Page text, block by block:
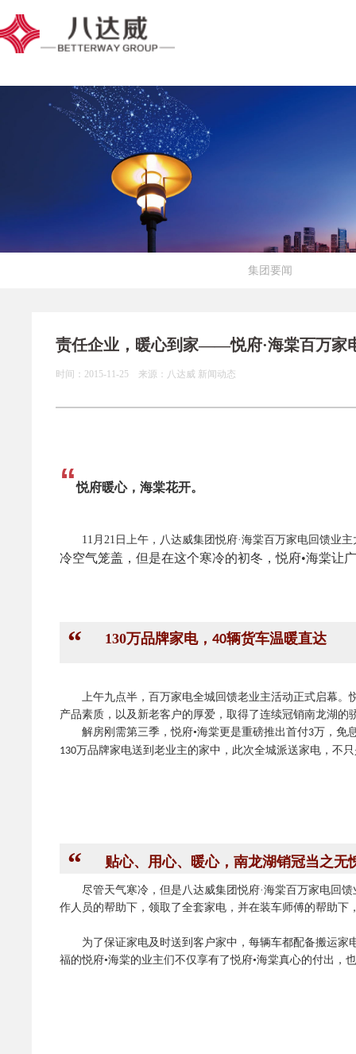
集团要闻
责任企业，暖心到家——悦府·海棠百万家
时间：2015-11-25 来源：八达威 新闻动态
“悦府暖心，海棠花开。
11月21日上午， 八达威集团悦府·海棠百万家电回馈业
冷空气笼盖，但是在这个寒冷的初冬，悦府•海棠让
“ 130万品牌家电， 40辆货车温暖直达
上午九点半，百万家电全城回馈老业主活动正式启幕
产品素质，以及新老客户的厚爱，取得了连续冠销南龙湖的
解房刚需第三季，悦府•海棠更是重磅推出首付3万，免
130万品牌家电送到老业主的家中，此次全城派送家电，不
“ 贴心、用心、暖心，南龙湖销冠当之无
尽管天气寒冷，但是八达威集团悦府·海棠百万家电回
作人员的帮助下，领取了全套家电，并在装车师傅的帮助下
为了保证家电及时送到客户家中，每辆车都配备搬运
福的悦府•海棠的业主们不仅享有了悦府•海棠真心的付出，